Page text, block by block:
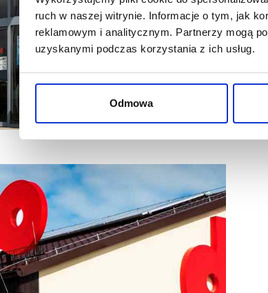
ruch w naszej witrynie. Informacje o tym, jak
reklamowym i analitycznym. Partnerzy mogą
uzyskanymi podczas korzystania z ich usług.
Odmowa